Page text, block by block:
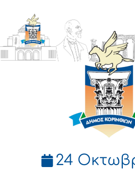
ΔΗΜΟΣ
ΚΟΡΙΝΘΙΩΝ
24